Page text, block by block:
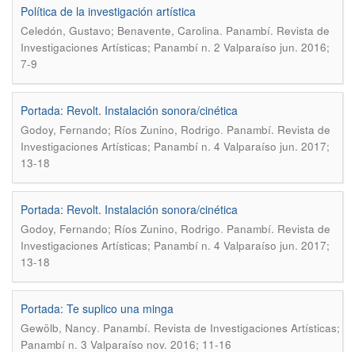
Política de la investigación artística
Celedón, Gustavo; Benavente, Carolina. Panambí. Revista de
Investigaciones Artísticas; Panambí n. 2 Valparaíso jun. 2016;
7-9
Portada: Revolt. Instalación sonora/cinética
Godoy, Fernando; Ríos Zunino, Rodrigo. Panambí. Revista de
Investigaciones Artísticas; Panambí n. 4 Valparaíso jun. 2017;
13-18
Portada: Revolt. Instalación sonora/cinética
Godoy, Fernando; Ríos Zunino, Rodrigo. Panambí. Revista de
Investigaciones Artísticas; Panambí n. 4 Valparaíso jun. 2017;
13-18
Portada: Te suplico una minga
Gewölb, Nancy. Panambí. Revista de Investigaciones Artísticas;
Panambí n. 3 Valparaíso nov. 2016; 11-16